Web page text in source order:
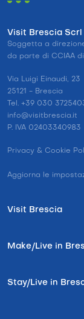
Visit Brescia Scrl
Soggetta a
da parte di CCIAA
Via Luigi Einaudi, 23
25121 - Brescia
Tel. +39 030
info@visitbrescia.it
P. IVA 02403340983
Privacy & Cookie
Aggiorna le
Visit Brescia
Make/Live in
Stay/Live in